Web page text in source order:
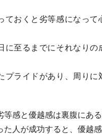
ておくと劣等感になって
に至るまでにそれなりの
プライドがあり、周りに
等感と優越感は裏腹にある
た人が成功すると、優越感